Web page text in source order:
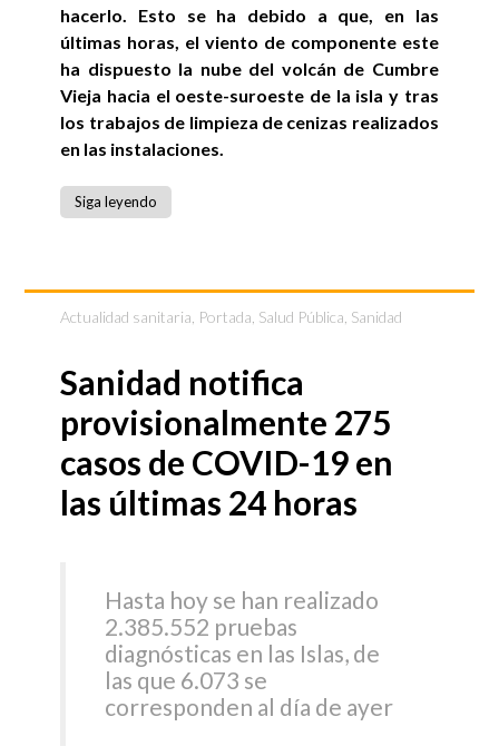
hacerlo. Esto se ha debido a que, en las
últimas horas, el viento de componente este
ha dispuesto la nube del volcán de Cumbre
Vieja hacia el oeste-suroeste de la isla y tras
los trabajos de limpieza de cenizas realizados
en las instalaciones.
Siga leyendo
Actualidad sanitaria Portada Salud Pública Sanidad
Sanidad notifica
provisionalmente 275
casos de COVID-19 en
las últimas 24 horas
Hasta hoy se han realizado
2.385.552 pruebas
diagnósticas en las Islas, de
las que 6.073 se
corresponden al día de ayer